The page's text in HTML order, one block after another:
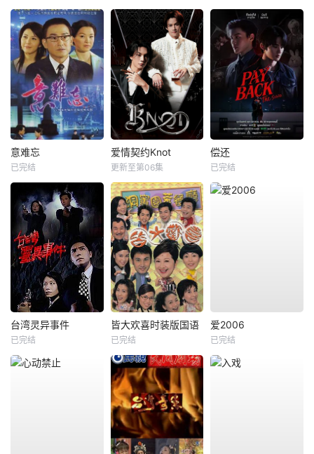
意难忘
已完结
爱情契约Knot
更新至第06集
偿还
已完结
台湾灵异事件
已完结
皆大欢喜时装版国语
已完结
爱2006
已完结